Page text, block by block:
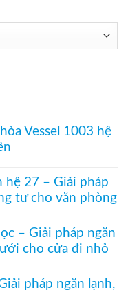
Vessel 1003 hệ
hệ 27 – Giải pháp
tư cho văn phòng
– Giải pháp ngăn
cho cửa đi nhỏ
pháp ngăn lạnh,